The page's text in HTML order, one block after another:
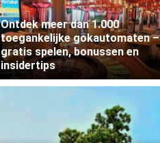
Ontdek meer dan 1.000
toegankelijke gokautomaten –
gratis spelen, bonussen en
insidertips